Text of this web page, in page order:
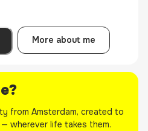
More about me
from Amsterdam, created to
wherever life takes them.